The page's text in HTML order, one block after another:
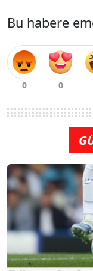
Bu habere